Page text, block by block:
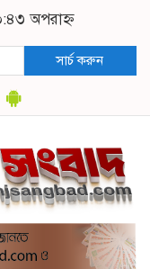
অপরাহ্ন
সার্চ করুন